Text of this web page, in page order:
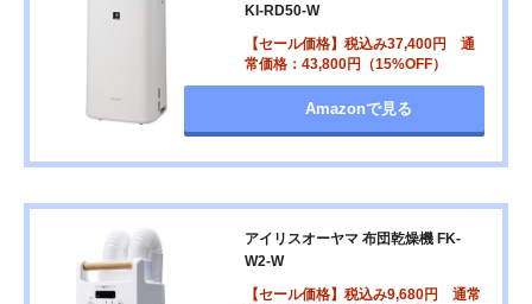
KI-RD50-W
【セール価格】税込み37,400円 通
常価格：43,800円（15%OFF）
Amazonで見る
アイリスオーヤマ 布団乾燥機 FK-
W2-W
【セール価格】税込み9,680円 通常